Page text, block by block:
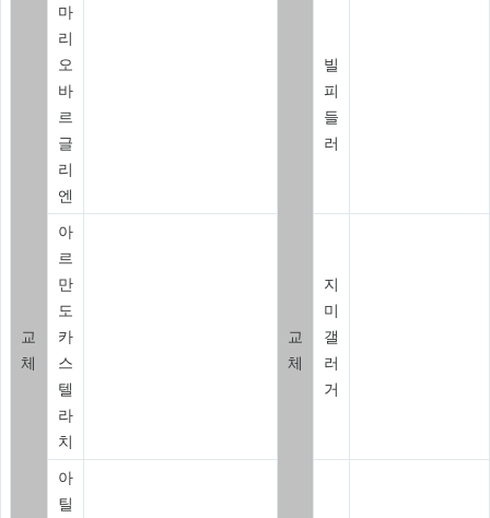
교
체
교
체
마
리
오
바
르
글
리
엔
빌
피
들
러
아
르
만
도
카
스
텔
라
치
지
미
갤
러
거
아
틸